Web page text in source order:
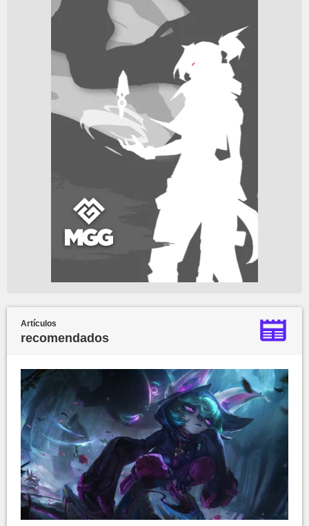
Artículos
recomendados